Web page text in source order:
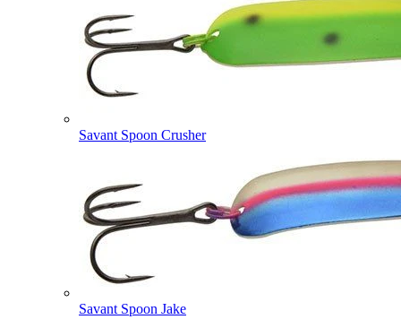
Savant Spoon Crusher
Savant Spoon Jake